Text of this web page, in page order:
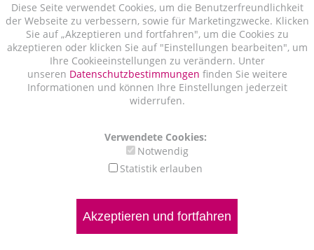
Diese Seite verwendet Cookies, um die Benutzerfreundlichkeit
der Webseite zu verbessern, sowie für Marketingzwecke. Klicken
Sie auf „Akzeptieren und fortfahren", um die Cookies zu
akzeptieren oder klicken Sie auf "Einstellungen bearbeiten", um
Ihre Cookieeinstellungen zu verändern. Unter
unseren Datenschutzbestimmungen finden Sie weitere
Informationen und können Ihre Einstellungen jederzeit
widerrufen.
Verwendete Cookies:
Notwendig
Statistik erlauben
Akzeptieren und fortfahren